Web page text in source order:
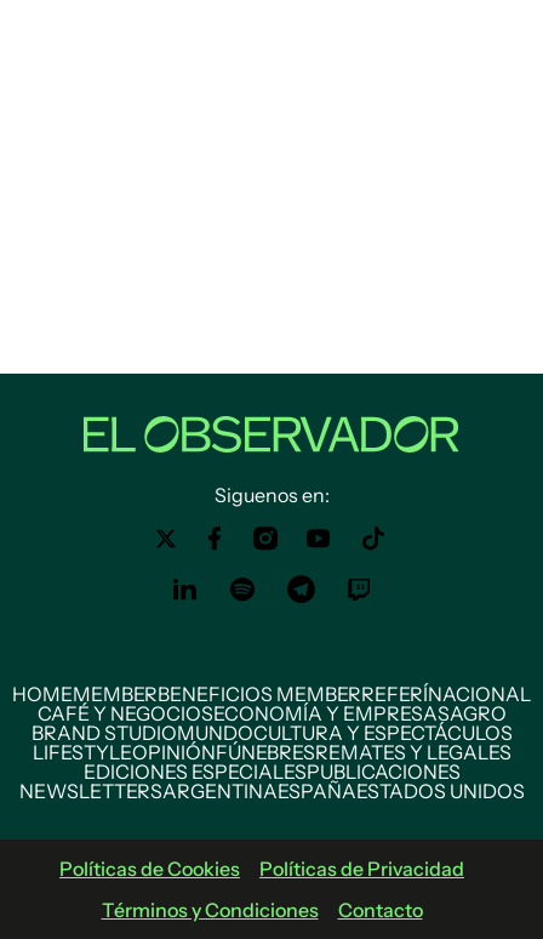
Siguenos en:
HOMEMEMBERBENEFICIOS MEMBERREFERÍNACIONAL
CAFÉ Y NEGOCIOSECONOMÍA Y EMPRESASAGRO
BRAND STUDIOMUNDOCULTURA Y ESPECTÁCULOS
LIFESTYLEOPINIÓNFÚNEBRESREMATES Y LEGALES
EDICIONES ESPECIALESPUBLICACIONES
NEWSLETTERSARGENTINAESPAÑAESTADOS UNIDOS
Políticas de Cookies
Políticas de Privacidad
Términos y Condiciones
Contacto